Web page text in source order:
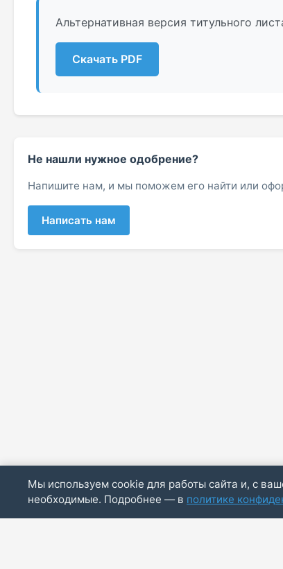
Альтернативная версия титульного
Скачать PDF
Не нашли нужное одобрение?
Напишите нам, и мы поможем его найти или
Написать нам
Мы используем cookie для работы сайта и, с
необходимые. Подробнее — в политике